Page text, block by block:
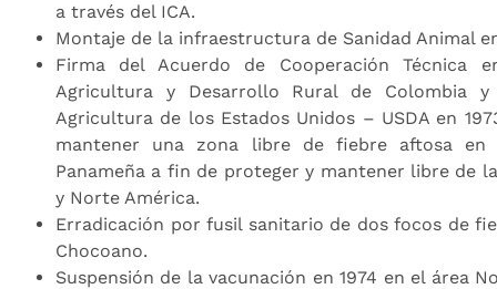
a través del ICA.
Montaje de la infraestructura de Sanidad Animal
Firma del Acuerdo de Cooperación Técnica
Agricultura y Desarrollo Rural de Colombia
Agricultura de los Estados Unidos – USDA en
mantener una zona libre de fiebre aftosa en
Panameña a fin de proteger y mantener libre de
y Norte América.
Erradicación por fusil sanitario de dos focos de
Chocoano.
Suspensión de la vacunación en 1974 en el área